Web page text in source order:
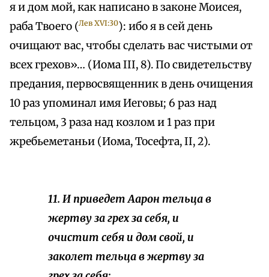
я и дом мой, как написано в законе Моисея,
раба Твоего (Лев XVI:30): ибо я в сей день
очищают вас, чтобы сделать вас чистыми от
всех грехов»… (Иома III, 8). По свидетельству
предания, первосвященник в день очищения
10 раз упоминал имя Иеговы; 6 раз над
тельцом, 3 раза над козлом и 1 раз при
жребьеметаньи (Иома, Тосефта, II, 2).
11. И приведет Аарон тельца в
жертву за грех за себя, и
очистит себя и дом свой, и
заколет тельца в жертву за